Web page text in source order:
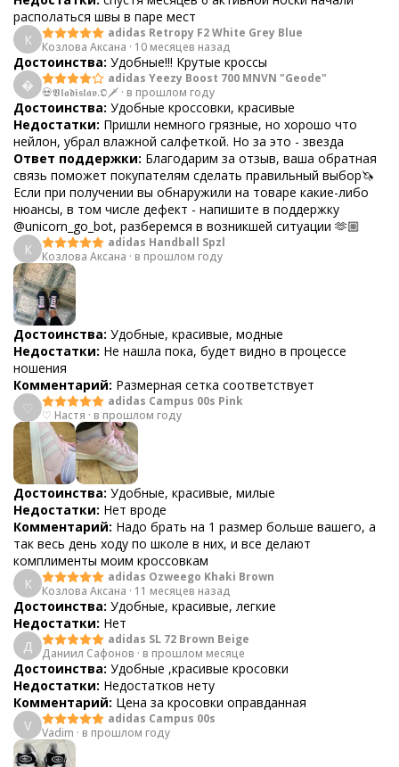
располаться швы в паре мест
К
adidas Retropy F2 White Grey Blue
Козлова Аксана · 10 месяцев назад
Достоинства: Удобные!!! Крутые кроссы

adidas Yeezy Boost 700 MNVN "Geode"
💀𝖁𝖑𝖆𝖉𝖎𝖘𝖑𝖆𝖛.𝕺🗡 · в прошлом году
Достоинства: Удобные кроссовки, красивые
Недостатки: Пришли немного грязные, но хорошо что
нейлон, убрал влажной салфеткой. Но за это - звезда
Ответ поддержки: Благодарим за отзыв, ваша обратная
связь поможет покупателям сделать правильный выбор🦄
Если при получении вы обнаружили на товаре какие-либо
нюансы, в том числе дефект - напишите в поддержку
@unicorn_go_bot, разберемся в возникшей ситуации 🫶🏼
К
adidas Handball Spzl
Козлова Аксана · в прошлом году
Достоинства: Удобные, красивые, модные
Недостатки: Не нашла пока, будет видно в процессе
ношения
Комментарий: Размерная сетка соответствует
adidas Campus 00s Pink
♡ Настя · в прошлом году
Достоинства: Удобные, красивые, милые
Недостатки: Нет вроде
Комментарий: Надо брать на 1 размер больше вашего, а
так весь день ходу по школе в них, и все делают
комплименты моим кроссовкам
К
adidas Ozweego Khaki Brown
Козлова Аксана · 11 месяцев назад
Достоинства: Удобные, красивые, легкие
Недостатки: Нет
Д
adidas SL 72 Brown Beige
Даниил Сафонов · в прошлом месяце
Достоинства: Удобные ,красивые кросовки
Недостатки: Недостатков нету
Комментарий: Цена за кросовки оправданная
V
adidas Campus 00s
Vadim · в прошлом году